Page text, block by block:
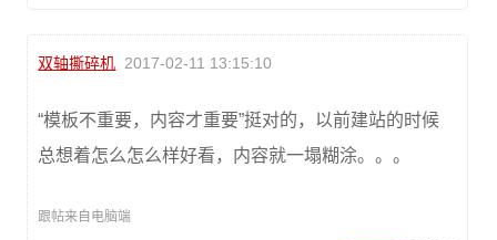
双轴撕碎机 2017-02-11 13:15:10
“模板不重要，内容才重要”挺对的，以前建站的时候
总想着怎么怎么样好看，内容就一塌糊涂。。。
跟帖来自电脑端